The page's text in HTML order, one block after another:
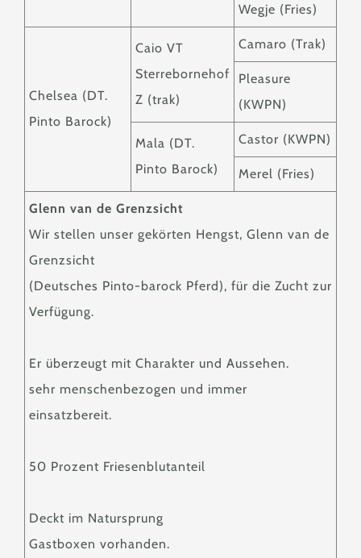
Wegje (Fries)
Chelsea (DT.
Pinto Barock)
Caio VT
Sterrebornehof
Z (trak)
Camaro (Trak)
Pleasure
(KWPN)
Mala (DT.
Pinto Barock)
Castor (KWPN)
Merel (Fries)
Glenn van de Grenzsicht
Wir stellen unser gekörten Hengst, Glenn van de
Grenzsicht
(Deutsches Pinto-barock Pferd), für die Zucht zur
Verfügung.
Er überzeugt mit Charakter und Aussehen.
sehr menschenbezogen und immer
einsatzbereit.
50 Prozent Friesenblutanteil
Deckt im Natursprung
Gastboxen vorhanden.